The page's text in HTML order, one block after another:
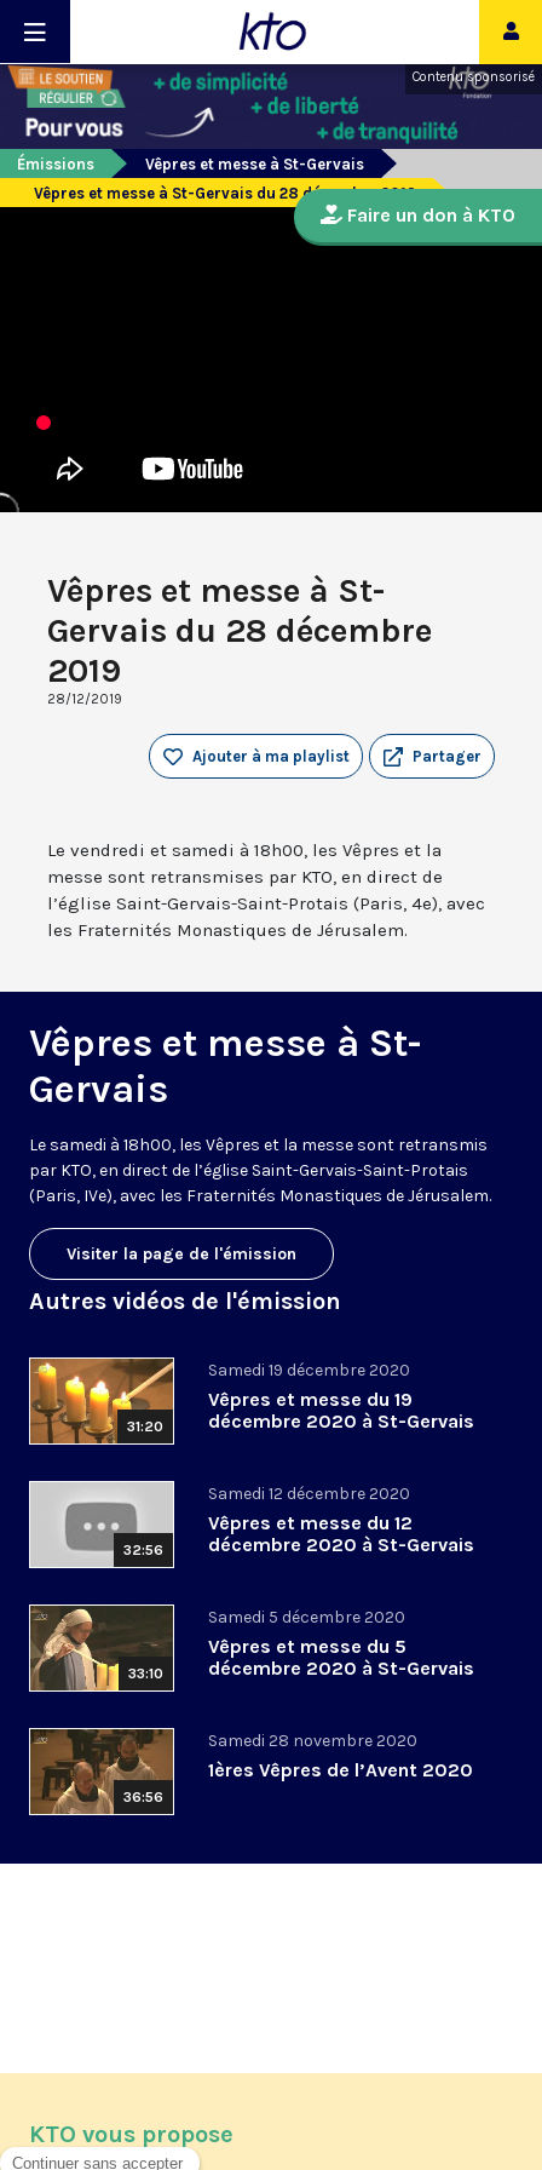
Contenu sponsorisé
Émissions
Vêpres et messe à St-Gervais
Vêpres et messe à St-Gervais du 28 décembre 2019
Vêpres et messe à St-
Gervais du 28 décembre
2019
28/12/2019
Partager
Ajouter à ma playlist
Le vendredi et samedi à 18h00, les Vêpres et la
messe sont retransmises par KTO, en direct de
l’église Saint-Gervais-Saint-Protais (Paris, 4e), avec
les Fraternités Monastiques de Jérusalem.
Vêpres et messe à St-
Gervais
Le samedi à 18h00, les Vêpres et la messe sont retransmis
par KTO, en direct de l’église Saint-Gervais-Saint-Protais
(Paris, IVe), avec les Fraternités Monastiques de Jérusalem.
Visiter la page de l'émission
Autres vidéos de l'émission
31:20
Samedi 19 décembre 2020
Vêpres et messe du 19
décembre 2020 à St-Gervais
32:56
Samedi 12 décembre 2020
Vêpres et messe du 12
décembre 2020 à St-Gervais
33:10
Samedi 5 décembre 2020
Vêpres et messe du 5
décembre 2020 à St-Gervais
36:56
Samedi 28 novembre 2020
1ères Vêpres de l’Avent 2020
Faire un don à KTO
KTO vous propose